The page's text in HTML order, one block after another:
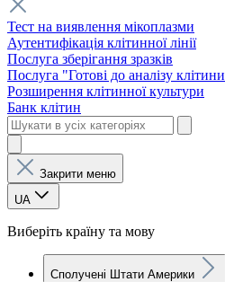
Тест на виявлення мікоплазми
Аутентифікація клітинної лінії
Послуга зберігання зразків
Послуга "Готові до аналізу клітини
Розширення клітинної культури
Банк клітин
Закрити меню
UA
Виберіть країну та мову
Сполучені Штати Америки